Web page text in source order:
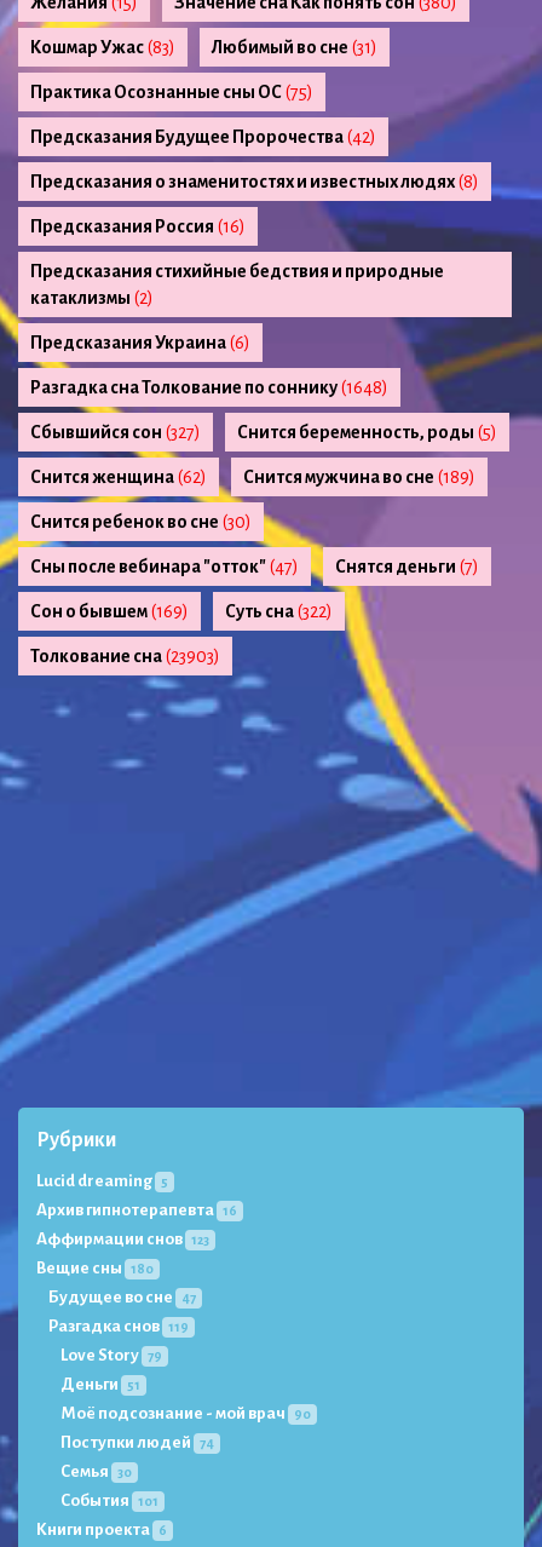
Кошмар Ужас(83) Любимый во сне (31)
Практика Осознанные сны ОС(75)
Предсказания Будущее Пророчества(42)
Предсказания о знаменитостях и известных людях(8)
Предсказания Россия (16)
Предсказания стихийные бедствия и природные
катаклизмы (2)
Предсказания Украина(6)
Разгадка сна Толкование по соннику(1648)
Сбывшийся сон (327) Снится беременность, роды (5)
Снится женщина(62) Снится мужчина во сне (189)
Снится ребенок во сне (30)
Сны после вебинара "отток"(47) Снятся деньги (7)
Сон о бывшем(169) Суть сна(322)
Толкование сна(23903)
Рубрики
Lucid dreaming 5
Архив гипнотерапевта 16
Аффирмации снов 123
Вещие сны 180
Будущее во сне 47
Разгадка снов 119
Love Story 79
Деньги 51
Моё подсознание - мой врач 90
Поступки людей 74
Семья 30
События 101
Книги проекта 6